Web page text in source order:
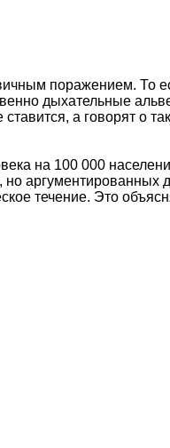
поражением. То
дыхательные
а говорят о
на 100 000
аргументированных
течение. Это